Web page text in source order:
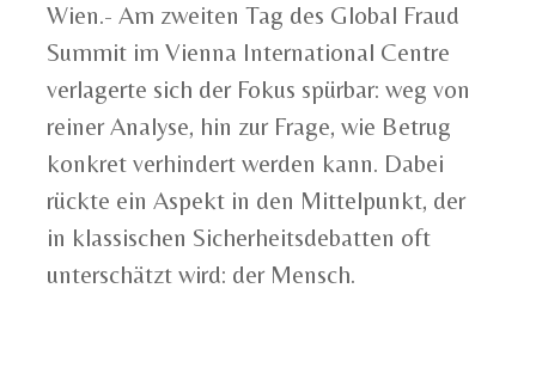
Wien.- Am zweiten Tag des Global Fraud
Summit im Vienna International Centre
verlagerte sich der Fokus spürbar: weg von
reiner Analyse, hin zur Frage, wie Betrug
konkret verhindert werden kann. Dabei
rückte ein Aspekt in den Mittelpunkt, der
in klassischen Sicherheitsdebatten oft
unterschätzt wird: der Mensch.